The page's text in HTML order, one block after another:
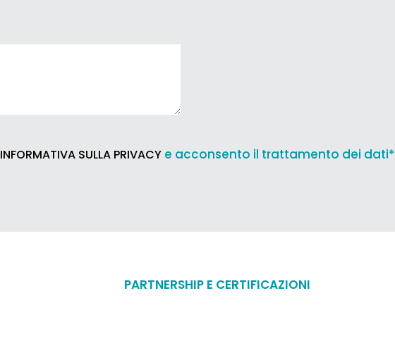
INFORMATIVA SULLA PRIVACY e acconsento il trattamento dei dati*
PARTNERSHIP E CERTIFICAZIONI